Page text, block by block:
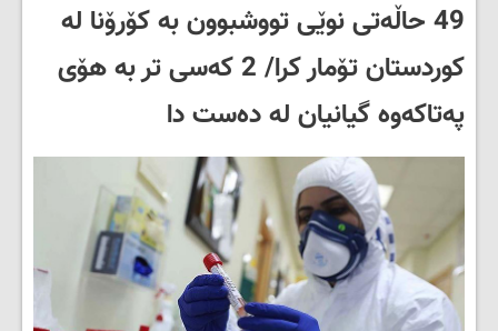
49 حاڵەتی نوێی تووشبوون بە کۆرۆنا لە
کوردستان تۆمار کرا/ 2 کەسی تر بە هۆی
پەتاکەوە گیانیان لە دەست دا